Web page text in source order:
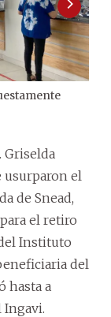
Griselda
usurparon el
de Snead,
el retiro
Instituto
del
hasta a
Ingavi.